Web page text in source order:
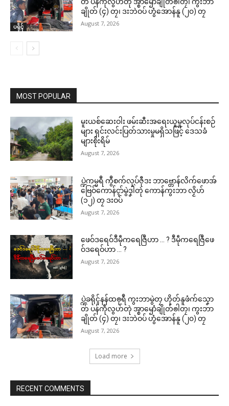
ပရိုၚ်
တ် ပန်ကဵုလွဟ်တုဲ အ္စာၝောံချိုတ်ၜါတၠ၊ ကွးဘာ
ချိုတ် (၄) တၠ၊ ဒးဘဲဝပ် ဟွံအောန်နူ (၂၀) တၠ
August 7, 2026
MOST POPULAR
မူးယစ်ဆေးဝါး ဖမ်းဆီးအရေးယူမှုလုပ်ငန်းစဉ်
များ ရှင်းလင်းပြတ်သားမှုမရှိသဖြင့် ဒေသခံ
များစိုးရိမ်
August 7, 2026
ပ္ဍဲကမ္မရဳ ကွဳစက်လုပ်ဇီုဒး ဘာဗ္တောန်လိက်ဖောအ်
ဗြေဝ်ကောန်ၚာ်မွဲဒၞါဲတုဲ ကောန်ကွးဘာ လၟိဟ်
(၁၂) တၠ ဒးဝပ်
August 7, 2026
ဖေဝ်ဒရေဝ်ဒဳမဵုကရေဇြဳဟာ … ? ဒဳမဵုကရေဇြဳဖေ
ဝ်ဒရေဝ်ဟာ … ?
August 7, 2026
ပ္ဍဲခရိုၚ်နန်ထၜုရဳ ကွးဘာမွဲတၠ ဟိုတ်နူဖံက်သၞော
တ် ပန်ကဵုလွဟ်တုဲ အ္စာၝောံချိုတ်ၜါတၠ၊ ကွးဘာ
ချိုတ် (၄) တၠ၊ ဒးဘဲဝပ် ဟွံအောန်နူ (၂၀) တၠ
August 7, 2026
Load more
RECENT COMMENTS